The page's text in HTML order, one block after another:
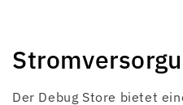
K
a
Der Debug Store bietet